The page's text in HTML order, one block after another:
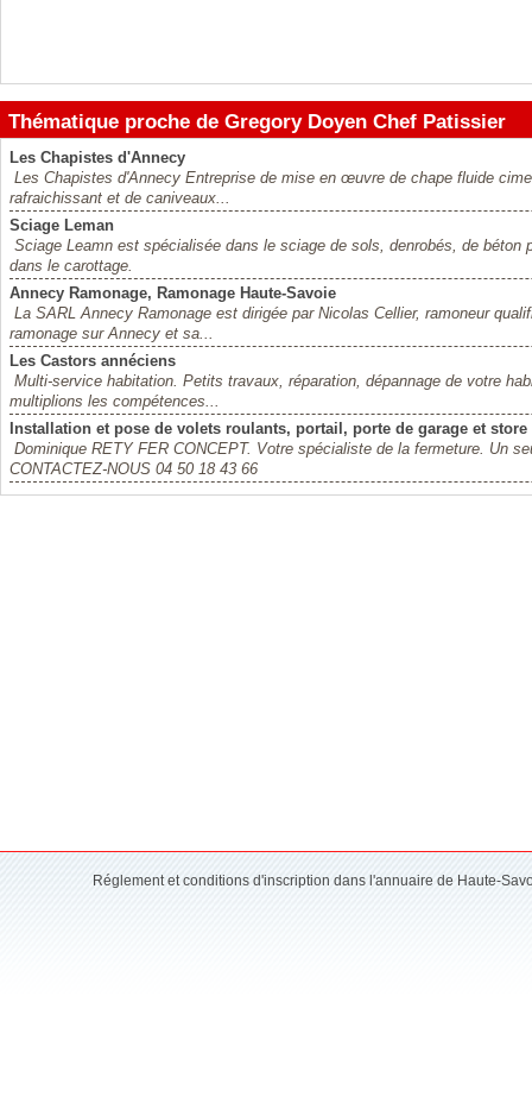
Thématique proche de Gregory Doyen Chef Patissier
Les Chapistes d'Annecy
Les Chapistes d'Annecy Entreprise de mise en œuvre de chape fluide
rafraichissant et de caniveaux...
Sciage Leman
Sciage Leamn est spécialisée dans le sciage de sols, denrobés, de béton
dans le carottage.
Annecy Ramonage, Ramonage Haute-Savoie
La SARL Annecy Ramonage est dirigée par Nicolas Cellier, ramoneur
ramonage sur Annecy et sa...
Les Castors annéciens
Multi-service habitation. Petits travaux, réparation, dépannage de votre
multiplions les compétences...
Installation et pose de volets roulants, portail, porte de garage et store
Dominique RETY FER CONCEPT. Votre spécialiste de la fermeture. Un
CONTACTEZ-NOUS 04 50 18 43 66
Réglement et conditions d'inscription dans l'annuaire de Haute-